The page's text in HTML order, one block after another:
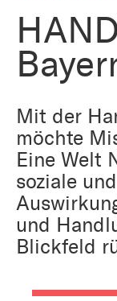
Mit der
möchte
Eine Welt
soziale
und
Blickfeld
Kirche
Arbeiten
Religion
Kunst
Aktiv
Bildung
Tourismus
Gegen